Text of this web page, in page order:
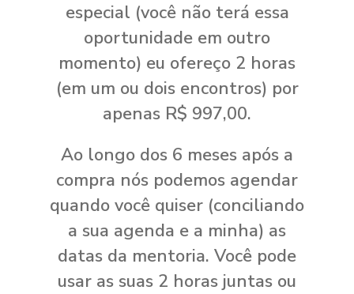
especial (você não terá essa
oportunidade em outro
momento) eu ofereço 2 horas
(em um ou dois encontros) por
apenas R$ 997,00.
Ao longo dos 6 meses após a
compra nós podemos agendar
quando você quiser (conciliando
a sua agenda e a minha) as
datas da mentoria. Você pode
usar as suas 2 horas juntas ou